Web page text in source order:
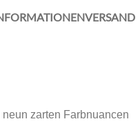
VERSAND
zarten Farbnuancen